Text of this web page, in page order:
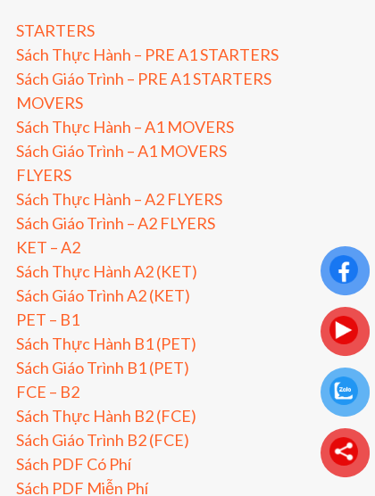
STARTERS
Sách Thực Hành – PRE A1 STARTERS
Sách Giáo Trình – PRE A1 STARTERS
MOVERS
Sách Thực Hành – A1 MOVERS
Sách Giáo Trình – A1 MOVERS
FLYERS
Sách Thực Hành – A2 FLYERS
Sách Giáo Trình – A2 FLYERS
KET – A2
Sách Thực Hành A2 (KET)
Sách Giáo Trình A2 (KET)
PET – B1
Sách Thực Hành B1 (PET)
Sách Giáo Trình B1 (PET)
FCE – B2
Sách Thực Hành B2 (FCE)
Sách Giáo Trình B2 (FCE)
Sách PDF Có Phí
Sách PDF Miễn Phí